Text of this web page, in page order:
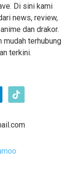
Di sini kami
news, review,
dan drakor.
terhubung
terkini.
tiktok